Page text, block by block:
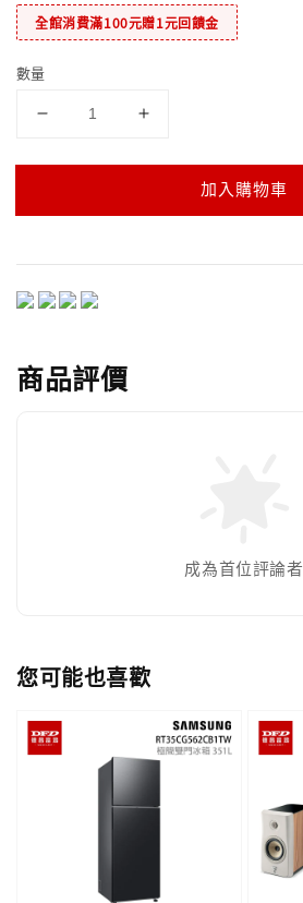
全館消費滿100元贈1元回饋金
數量
加入購物車
商品評價
成為首位評論者
您可能也喜歡